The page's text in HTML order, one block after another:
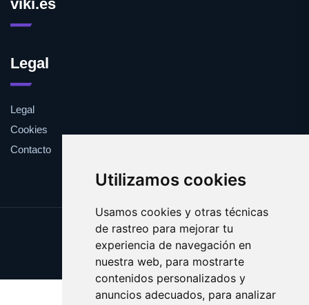
Utilizamos cookies
Usamos cookies y otras técnicas
de rastreo para mejorar tu
experiencia de navegación en
nuestra web, para mostrarte
contenidos personalizados y
anuncios adecuados, para analizar
viki.es
Legal
Legal
Cookies
Contacto
Update cookies preferences
Copyright © 2025 viki.es